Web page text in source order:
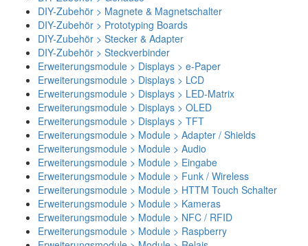
DIY-Zubehör > Magnete & Magnetschalter
DIY-Zubehör > Prototyping Boards
DIY-Zubehör > Stecker & Adapter
DIY-Zubehör > Steckverbinder
Erweiterungsmodule > Displays > e-Paper
Erweiterungsmodule > Displays > LCD
Erweiterungsmodule > Displays > LED-Matrix
Erweiterungsmodule > Displays > OLED
Erweiterungsmodule > Displays > TFT
Erweiterungsmodule > Module > Adapter / Shields
Erweiterungsmodule > Module > Audio
Erweiterungsmodule > Module > Eingabe
Erweiterungsmodule > Module > Funk / Wireless
Erweiterungsmodule > Module > HTTM Touch Schalter
Erweiterungsmodule > Module > Kameras
Erweiterungsmodule > Module > NFC / RFID
Erweiterungsmodule > Module > Raspberry